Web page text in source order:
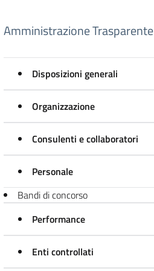
Amministrazione Trasparente
Disposizioni generali
Organizzazione
Consulenti e collaboratori
Personale
Bandi di concorso
Performance
Enti controllati